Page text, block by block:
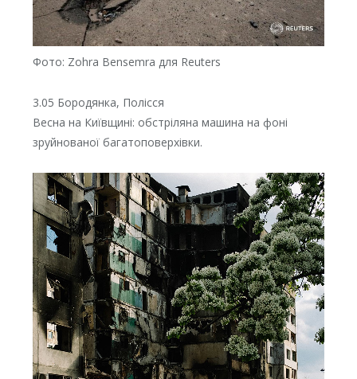
Фото: Zohra Bensemra для Reuters
3.05 Бородянка, Полісся
Весна на Київщині: обстріляна машина на фоні
зруйнованої багатоповерхівки.